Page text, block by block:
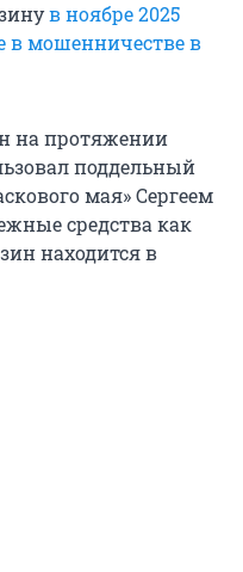
в ноябре 2025
в мошенничестве в
на протяжении
поддельный
мая» Сергеем
средства как
находится в